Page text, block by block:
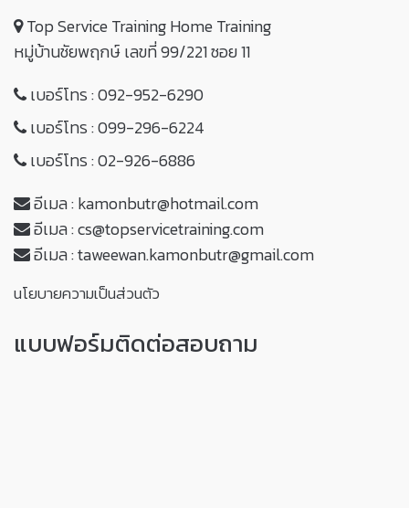
Top Service Training Home Training
หมู่บ้านชัยพฤกษ์ เลขที่ 99/221 ซอย 11
เบอร์โทร :092-952-6290
เบอร์โทร :099-296-6224
เบอร์โทร :02-926-6886
อีเมล :kamonbutr@hotmail.com
อีเมล :cs@topservicetraining.com
อีเมล :taweewan.kamonbutr@gmail.com
นโยบายความเป็นส่วนตัว
แบบฟอร์มติดต่อสอบถาม